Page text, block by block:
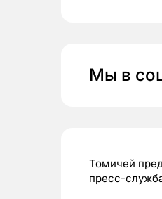
Мы в
Томичей
пресс-